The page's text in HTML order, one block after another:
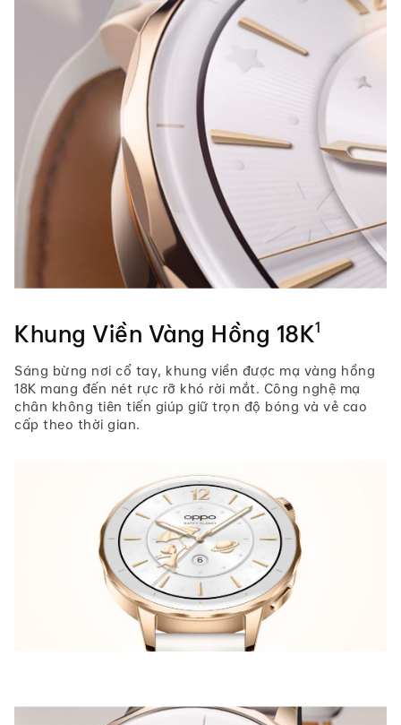
Khung Viền Vàng Hồng 18K1
Sáng bừng nơi cổ tay, khung viền được mạ vàng hồng
18K mang đến nét rực rỡ khó rời mắt. Công nghệ mạ
chân không tiên tiến giúp giữ trọn độ bóng và vẻ cao
cấp theo thời gian.